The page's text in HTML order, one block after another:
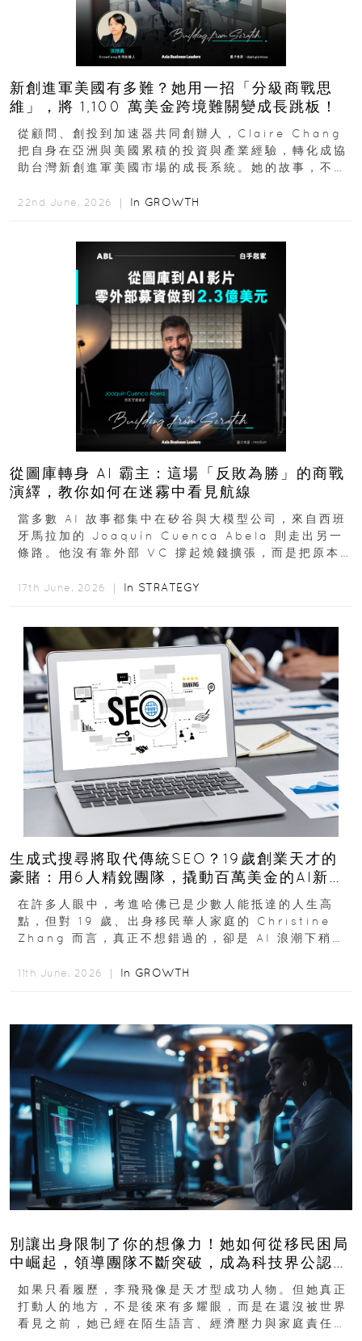
新創進軍美國有多難？她用一招「分級商戰思
維」，將 1,100 萬美金跨境難關變成長跳板！
從顧問、創投到加速器共同創辦人，Claire Chang
把自身在亞洲與美國累積的投資與產業經驗，轉化成協
助台灣新創進軍美國市場的成長系統。她的故事，不只
22nd June, 2026 ｜ In GROWTH
從圖庫轉身 AI 霸主：這場「反敗為勝」的商戰
演繹，教你如何在迷霧中看見航線
當多數 AI 故事都集中在矽谷與大模型公司，來自西班
牙馬拉加的 Joaquín Cuenca Abela 則走出另一
條路。他沒有靠外部 VC 撐起燒錢擴張，而是把原本
17th June, 2026 ｜ In STRATEGY
生成式搜尋將取代傳統SEO？19歲創業天才的
豪賭：用6人精銳團隊，撬動百萬美金的AI新商
機
在許多人眼中，考進哈佛已是少數人能抵達的人生高
點，但對 19 歲、出身移民華人家庭的 Christine
Zhang 而言，真正不想錯過的，卻是 AI 浪潮下稍縱
11th June, 2026 ｜ In GROWTH
別讓出身限制了你的想像力！她如何從移民困局
中崛起，領導團隊不斷突破，成為科技界公認的
「教母」？
如果只看履歷，李飛飛像是天才型成功人物。但她真正
打動人的地方，不是後來有多耀眼，而是在還沒被世界
看見之前，她已經在陌生語言、經濟壓力與家庭責任之